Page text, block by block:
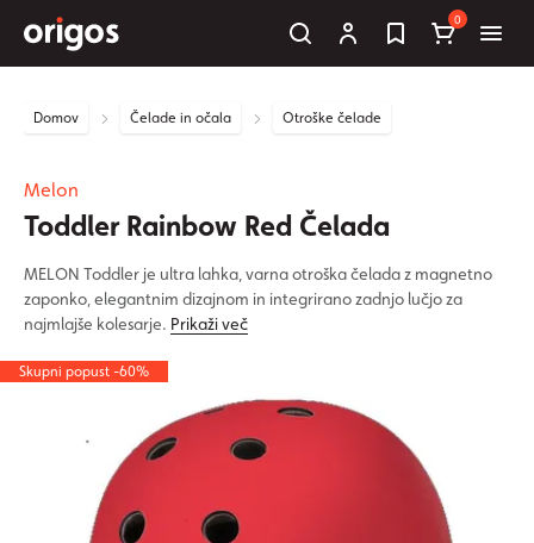
0
Domov Čelade in očala Otroške čelade
Melon
Toddler Rainbow Red Čelada
MELON Toddler je ultra lahka, varna otroška čelada z magnetno
zaponko, elegantnim dizajnom in integrirano zadnjo lučjo za
najmlajše kolesarje. Prikaži več
Skupni popust -60%